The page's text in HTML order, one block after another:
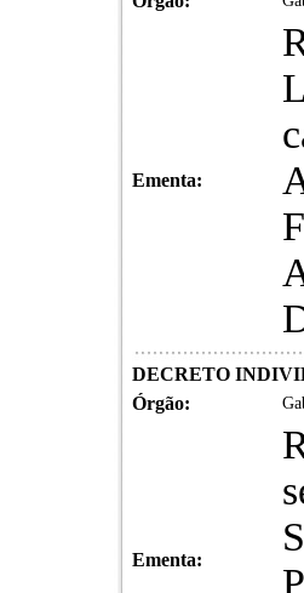
Ementa:
DECRETO
Órgão:
Ementa: